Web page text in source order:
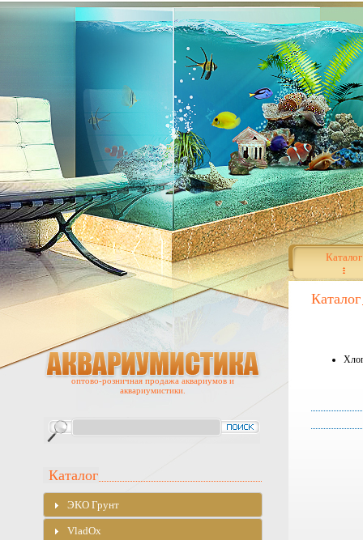
Каталог
Каталог
оптово-розничная продажа аквариумов и
аквариумистики.
Каталог
ЭKO Грунт
VladOx